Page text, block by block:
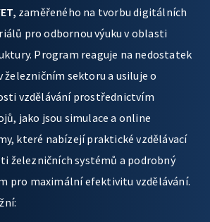
zaměřeného na tvorbu digitálních
pro odbornou výuku v oblasti
Program reaguje na nedostatek
sektoru a usiluje o
vzdělávání prostřednictvím
jako jsou simulace a online
které nabízejí praktické vzdělávací
železničních systémů a podrobný
pro maximální efektivitu vzdělávání.